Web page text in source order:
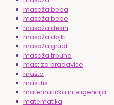
masaža beba
masaža bebe
masaža desni
masaža dojki
masaža grudi
masaža trbuha
mast za bradavice
mašta
mastitis
matematička inteligencija
matematika